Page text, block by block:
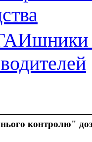
контролю"